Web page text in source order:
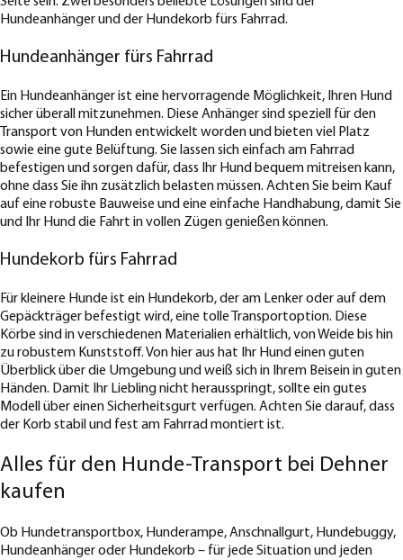
Hundeanhänger und der Hundekorb fürs Fahrrad.
Hundeanhänger fürs Fahrrad
Ein Hundeanhänger ist eine hervorragende Möglichkeit, Ihren Hund
sicher überall mitzunehmen. Diese Anhänger sind speziell für den
Transport von Hunden entwickelt worden und bieten viel Platz
sowie eine gute Belüftung. Sie lassen sich einfach am Fahrrad
befestigen und sorgen dafür, dass Ihr Hund bequem mitreisen kann,
ohne dass Sie ihn zusätzlich belasten müssen. Achten Sie beim Kauf
auf eine robuste Bauweise und eine einfache Handhabung, damit Sie
und Ihr Hund die Fahrt in vollen Zügen genießen können.
Hundekorb fürs Fahrrad
Für kleinere Hunde ist ein Hundekorb, der am Lenker oder auf dem
Gepäckträger befestigt wird, eine tolle Transportoption. Diese
Körbe sind in verschiedenen Materialien erhältlich, von Weide bis hin
zu robustem Kunststoff. Von hier aus hat Ihr Hund einen guten
Überblick über die Umgebung und weiß sich in Ihrem Beisein in guten
Händen. Damit Ihr Liebling nicht herausspringt, sollte ein gutes
Modell über einen Sicherheitsgurt verfügen. Achten Sie darauf, dass
der Korb stabil und fest am Fahrrad montiert ist.
Alles für den Hunde-Transport bei Dehner
kaufen
Ob Hundetransportbox, Hunderampe, Anschnallgurt, Hundebuggy,
Hundeanhänger oder Hundekorb – für jede Situation und jeden